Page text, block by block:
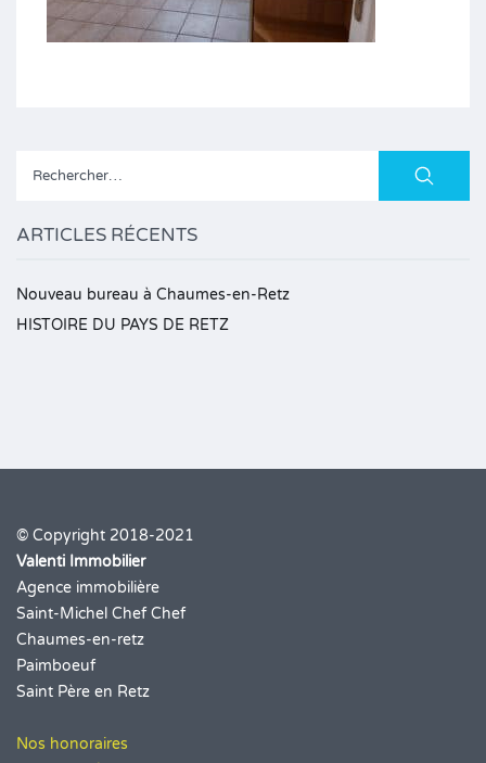
Rechercher :
ARTICLES RÉCENTS
Nouveau bureau à Chaumes-en-Retz
HISTOIRE DU PAYS DE RETZ
© Copyright 2018-2021
Valenti Immobilier
Agence immobilière
Saint-Michel Chef Chef
Chaumes-en-retz
Paimboeuf
Saint Père en Retz
Nos honoraires